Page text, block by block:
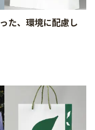
た、環境に配慮し